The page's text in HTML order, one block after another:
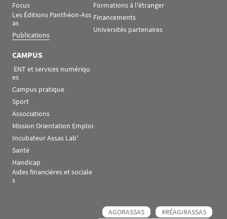
Focus
Les Éditions Panthéon-Ass
as
Publications
Formations à l'étranger
Financements
Universités partenaires
CAMPUS
es
Campus pratique
Sport
Associations
Mission Orientation Emploi
Incubateur Assas Lab'
Santé
Handicap
Aides financières et sociale
s
AGORASSAS
#RÉAGIRASSAS